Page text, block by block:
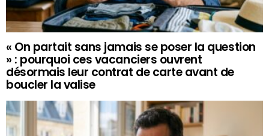
« On partait sans jamais se poser la question
» : pourquoi ces vacanciers ouvrent
désormais leur contrat de carte avant de
boucler la valise